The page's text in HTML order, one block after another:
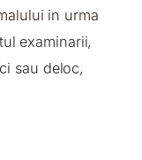
in urma
examinarii,
sau deloc,